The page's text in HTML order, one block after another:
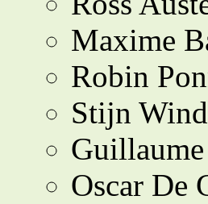
Maxime
Robin
Stijn
Oscar De